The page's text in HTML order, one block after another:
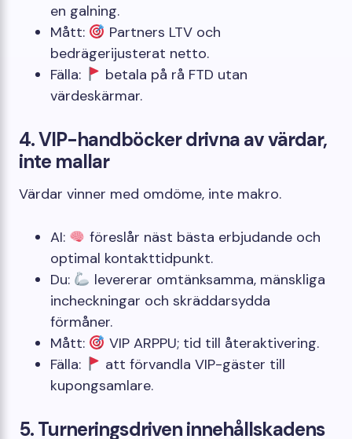
en galning.
Mått:
Partners LTV och
bedrägerijusterat netto.
Fälla:
betala på rå FTD utan
värdeskärmar.
4. VIP-handböcker drivna av värdar,
inte mallar
Värdar vinner med omdöme, inte makro.
AI:
föreslår näst bästa erbjudande och
optimal kontakttidpunkt.
Du:
levererar omtänksamma, mänskliga
incheckningar och skräddarsydda
förmåner.
Mått:
VIP ARPPU; tid till återaktivering.
Fälla:
att förvandla VIP-gäster till
kupongsamlare.
5. Turneringsdriven innehållskadens